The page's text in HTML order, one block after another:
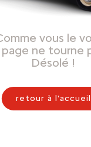
vous le
ne tourne
Désolé !
retour à l'accueil